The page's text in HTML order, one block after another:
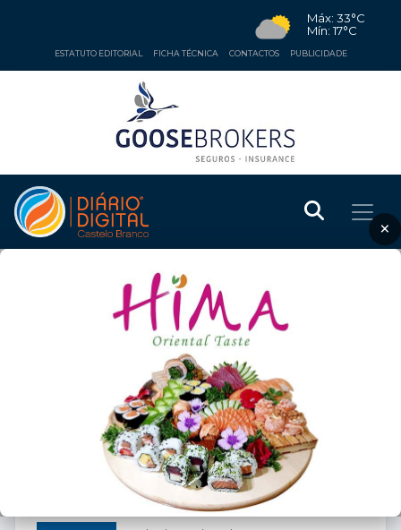
Máx: 33°C
Mín: 17°C
ESTATUTO EDITORIAL FICHA TÉCNICA CONTACTOS PUBLICIDADE
×